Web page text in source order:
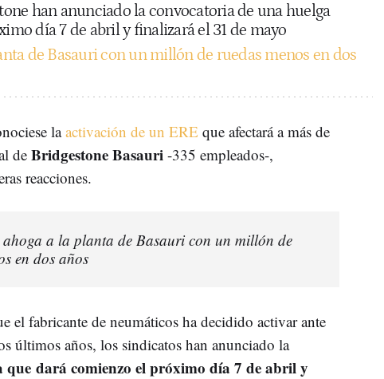
han anunciado la convocatoria de una huelga
día 7 de abril y finalizará el 31 de mayo
de Basauri con un millón de ruedas menos en dos
laactivación de un ERE que afectará a más de
de Bridgestone Basauri -335 empleados-,
reacciones.
ahoga a la planta de Basauri con un millón de
en dos años
el fabricante de neumáticos ha decidido activar ante
últimos años, los sindicatos han anunciado la
que dará comienzo el próximo día 7 de abril y